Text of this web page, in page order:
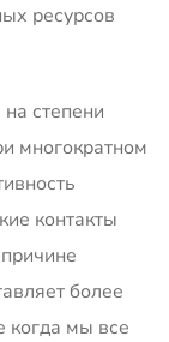
ресурсов
степени
многократном
контакты
более
когда мы все